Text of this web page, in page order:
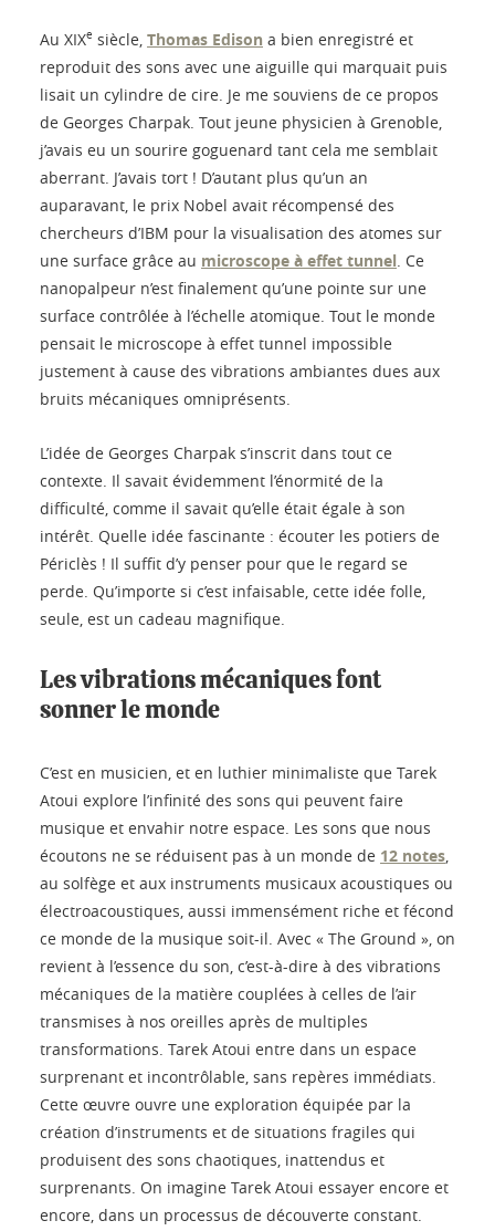
Au XIXe siècle, Thomas Edison a bien enregistré et
reproduit des sons avec une aiguille qui marquait puis
lisait un cylindre de cire. Je me souviens de ce propos
de Georges Charpak. Tout jeune physicien à Grenoble,
j’avais eu un sourire goguenard tant cela me semblait
aberrant. J’avais tort ! D’autant plus qu’un an
auparavant, le prix Nobel avait récompensé des
chercheurs d’IBM pour la visualisation des atomes sur
une surface grâce au microscope à effet tunnel. Ce
nanopalpeur n’est finalement qu’une pointe sur une
surface contrôlée à l’échelle atomique. Tout le monde
pensait le microscope à effet tunnel impossible
justement à cause des vibrations ambiantes dues aux
bruits mécaniques omniprésents.
L’idée de Georges Charpak s’inscrit dans tout ce
contexte. Il savait évidemment l’énormité de la
difficulté, comme il savait qu’elle était égale à son
intérêt. Quelle idée fascinante : écouter les potiers de
Périclès ! Il suffit d’y penser pour que le regard se
perde. Qu’importe si c’est infaisable, cette idée folle,
seule, est un cadeau magnifique.
Les vibrations mécaniques font
sonner le monde
C’est en musicien, et en luthier minimaliste que Tarek
Atoui explore l’infinité des sons qui peuvent faire
musique et envahir notre espace. Les sons que nous
écoutons ne se réduisent pas à un monde de 12 notes,
au solfège et aux instruments musicaux acoustiques ou
électroacoustiques, aussi immensément riche et fécond
ce monde de la musique soit-il. Avec « The Ground », on
revient à l’essence du son, c’est-à-dire à des vibrations
mécaniques de la matière couplées à celles de l’air
transmises à nos oreilles après de multiples
transformations. Tarek Atoui entre dans un espace
surprenant et incontrôlable, sans repères immédiats.
Cette œuvre ouvre une exploration équipée par la
création d’instruments et de situations fragiles qui
produisent des sons chaotiques, inattendus et
surprenants. On imagine Tarek Atoui essayer encore et
encore, dans un processus de découverte constant.